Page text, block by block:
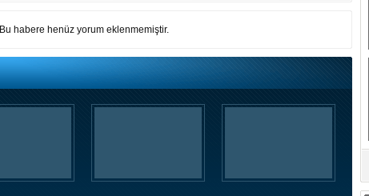
Bu habere henüz yorum eklenmemiştir.